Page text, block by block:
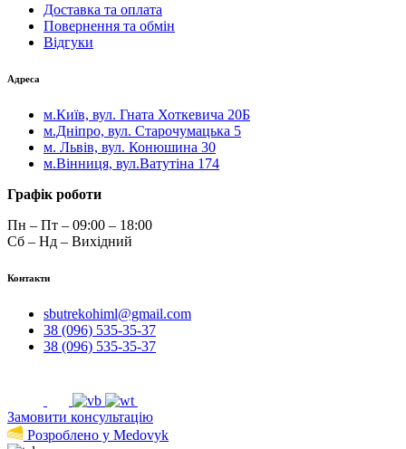
Доставка та оплата
Повернення та обмін
Відгуки
Адреса
м.Київ, вул. Гната Хоткевича 20Б
м.Дніпро, вул. Старочумацька 5
м. Львів, вул. Конюшина 30
м.Вінниця, вул.Ватутіна 174
Графік роботи
Пн – Пт – 09:00 – 18:00
Сб – Нд – Вихідний
Контакти
sbutrekohiml@gmail.com
38 (096) 535-35-37
38 (096) 535-35-37
Замовити консультацію
Розроблено у Medovyk